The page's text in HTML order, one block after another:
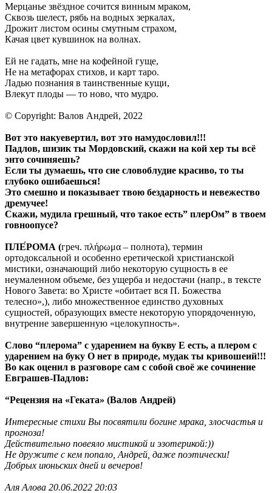
Мерцанье звёздное сочится винным мраком,
Сквозь шелест, рябь на водных зеркалах,
Дрожит листом осины смутным страхом,
Качая цвет кувшинок на волнах.
Ей не гадать, мне на кофейной гуще,
Не на метафорах стихов, и карт таро.
Ладью познания в таинственные кущи,
Влекут плоды — то ново, что мудро.
© Copyright: Валов Андрей, 2022
Вот это накуевертил, вот это намудословил!!!
Падлов, шизик ты Мордовский, скажи на кой хер ты всё
энто сочиняешь?
Если ты думаешь, что сие словоблудие красиво, то ты
глубоко ошибаешься!
Это смешно и показывает твою бездарность и невежество
дремучее!
Скажи, мудила грешный, что такое есть” плерОм” в твоем
говноопусе?
ПЛЕ́РОМА (греч. πλήρωμα – полнота), термин
ортодоксальной и особенно еретической христианской
мистики, означающий либо некоторую сущность в ее
неумаленном объеме, без ущерба и недостачи (напр., в тексте
Нового Завета: во Христе «обитает вся П. Божества
телесно»,), либо множественное единство духовных
сущностей, образующих вместе некоторую упорядоченную,
внутренне завершенную «целокупность».
Слово “плерома” с ударением на букву Е есть, а плером с
ударением на буку О нет в природе, мудак ты кривошеий!!!
Во как оценил в разговоре сам с собой своё же сочинение
Евграшев-Падлов:
“Рецензия на «Геката» (Валов Андрей)
Интересные стихи Вы посвятили богине мрака, злосчастья и
прогноза!
Действительно повеяло мистикой и эзотерикой:))
Не дружите с кем попало, Андрей, даже поэтически!
Добрых июньских дней и вечеров!
Аля Алова 20.06.2022 20:03